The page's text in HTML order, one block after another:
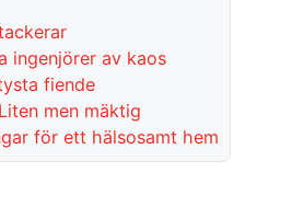
ingenjörer av kaos
fiende
men mäktig
för ett hälsosamt hem